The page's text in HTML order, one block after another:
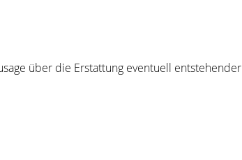
über die Erstattung eventuell entstehender